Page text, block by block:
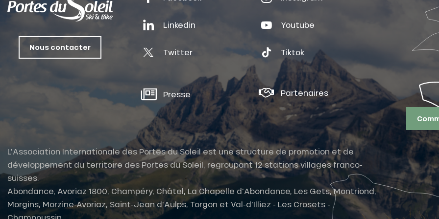
Nous contacter
Linkedin Youtube
Twitter Tiktok
Presse Partenaires
L'Association Internationale des Portes du Soleil est une structure de promotion et de
développement du territoire des Portes du Soleil, regroupant 12 stations villages franco-
suisses.
Abondance, Avoriaz 1800, Champéry, Châtel, La Chapelle d'Abondance, Les Gets, Montriond,
Morgins, Morzine-Avoriaz, Saint-Jean d'Aulps, Torgon et Val-d'Illiez - Les Crosets -